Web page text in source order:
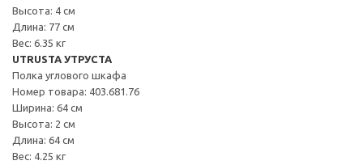
Высота: 4 см
Длина: 77 см
Вес: 6.35 кг
UTRUSTA УТРУСТА
Полка углового шкафа
Номер товара: 403.681.76
Ширина: 64 см
Высота: 2 см
Длина: 64 см
Вес: 4.25 кг